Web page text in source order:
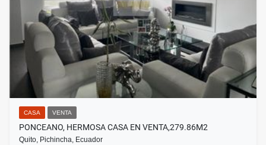
CASA VENTA
PONCEANO, HERMOSA CASA EN VENTA,279.86M2
Quito, Pichincha, Ecuador